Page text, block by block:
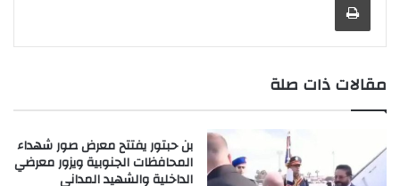
مقالات ذات صلة
بن حبتور يفتتح معرض صور شهداء
المحافظات الجنوبية ويزور معرضي
الداخلية والشهيد المداني